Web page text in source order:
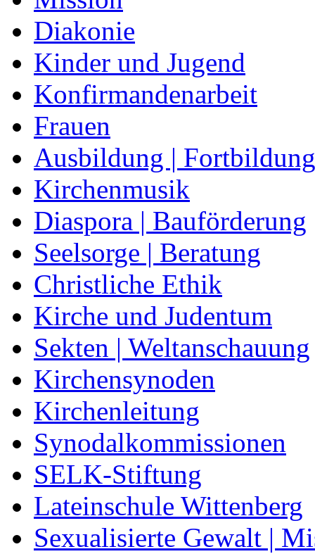
Diakonie
Kinder und Jugend
Konfirmandenarbeit
Frauen
Ausbildung | Fortbildung
Kirchenmusik
Diaspora | Bauförderung
Seelsorge | Beratung
Christliche Ethik
Kirche und Judentum
Sekten | Weltanschauung
Kirchensynoden
Kirchenleitung
Synodalkommissionen
SELK-Stiftung
Lateinschule Wittenberg
Sexualisierte Gewalt |